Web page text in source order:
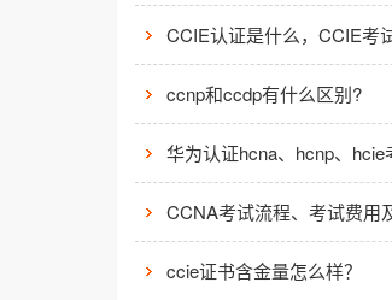
ccnp和ccdp有什么区别?
ccie证书含金量怎么样？